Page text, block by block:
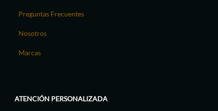
Preguntas Frecuentes
Nosotros
Marcas
ATENCIÓN PERSONALIZADA